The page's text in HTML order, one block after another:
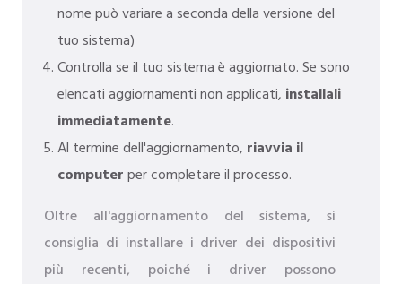
nome può variare a seconda della versione del
tuo sistema)
Controlla se il tuo sistema è aggiornato. Se sono
elencati aggiornamenti non applicati, installali
immediatamente.
Al termine dell'aggiornamento, riavvia il
computerper completare il processo.
Oltre all'aggiornamento del sistema, si
consiglia di installare i driver dei dispositivi
più recenti, poiché i driver possono